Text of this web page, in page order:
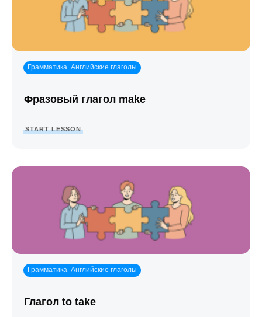
Грамматика, Английские глаголы
Фразовый глагол make
START LESSON
Грамматика, Английские глаголы
Глагол to take